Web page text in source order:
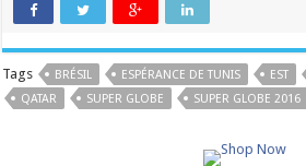
Tags BRÉSIL ESPÉRANCE DE TUNIS EST
QATAR
SUPER GLOBE SUPER GLOBE 2016